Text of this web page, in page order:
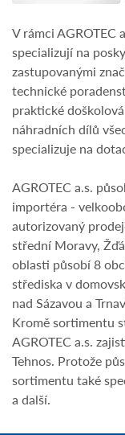
V rámci AGROTEC
specializují na
zastupovanými
technické
praktické
náhradních dílů
specializuje na
AGROTEC a.s.
importéra -
autorizovaný
střední Moravy,
oblasti působí 8
střediska v
nad Sázavou a
Kromě sortimentu
AGROTEC a.s.
Tehnos. Protože
sortimentu také
a další.